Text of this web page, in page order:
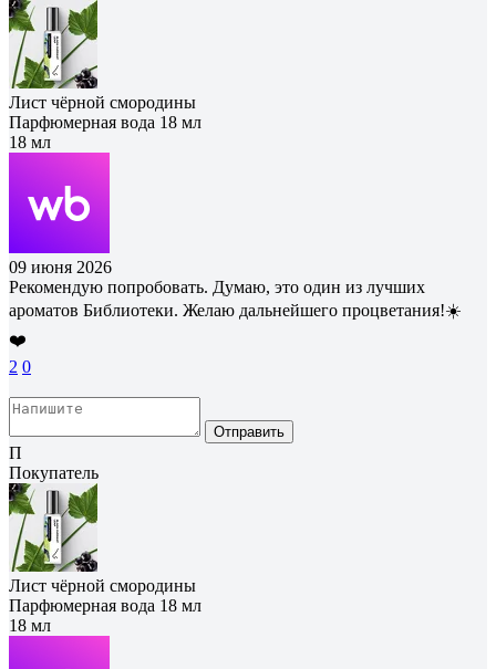
Лист чёрной смородины
Парфюмерная вода 18 мл
18 мл
09 июня 2026
Рекомендую попробовать. Думаю, это один из лучших
ароматов Библиотеки. Желаю дальнейшего процветания!☀️
❤️
2 0
Отправить
П
Покупатель
Лист чёрной смородины
Парфюмерная вода 18 мл
18 мл